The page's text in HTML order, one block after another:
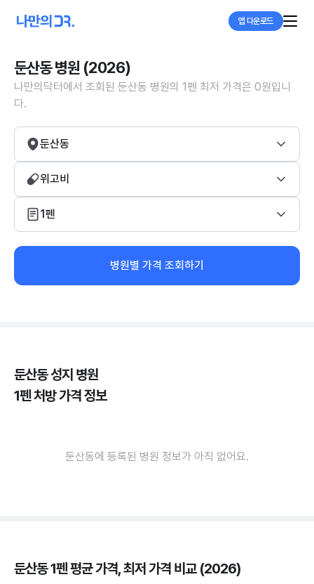
앱 다운로드
둔산동 병원 (2026)
나만의닥터에서 조회된 둔산동 병원의 1펜 최저 가격은 0원입니
다.
둔산동
위고비
1펜
병원별 가격 조회하기
둔산동 성지 병원
1펜 처방 가격 정보
둔산동에 등록된 병원 정보가 아직 없어요.
둔산동 1펜 평균 가격, 최저 가격 비교 (2026)